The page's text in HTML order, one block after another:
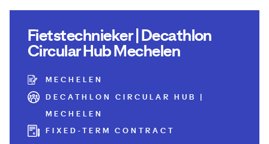
Fietstechnieker | Decathlon
Circular Hub Mechelen
MECHELEN
DECATHLON CIRCULAR HUB |
MECHELEN
FIXED-TERM CONTRACT